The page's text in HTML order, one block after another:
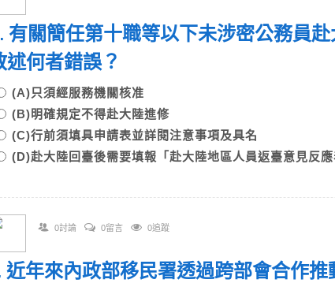
有關簡任第十職等以下未涉密公務員
述何者錯誤？
(A)只須經服務機關核准
(B)明確規定不得赴大陸進修
(C)行前須填具申請表並詳閱注意事項及具名
(D)赴大陸回臺後需要填報「赴大陸地區人員返臺意見反應
0討論 0留言 0追蹤
近年來內政部移民署透過跨部會合作